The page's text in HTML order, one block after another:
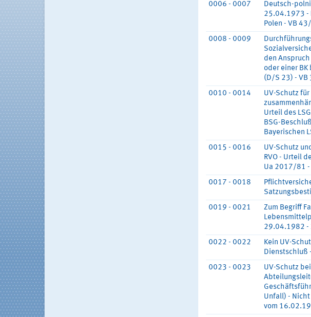
0006 - 0007
Deutsch-
25.04.1973 -
Polen - VB
0008 - 0009
den
oder einer
(D/S 23) -
0010 - 0014
UV-Schutz
Urteil des
BSG-
Bayerischen
0015 - 0016
UV-Schutz
RVO - Urteil
Ua 2017/81 -
0017 - 0018
0019 - 0021
Zum Begriff
29.04.1982 -
0022 - 0022
Kein UV-
Dienstschluß
0023 - 0023
UV-Schutz
Unfall) -
vom